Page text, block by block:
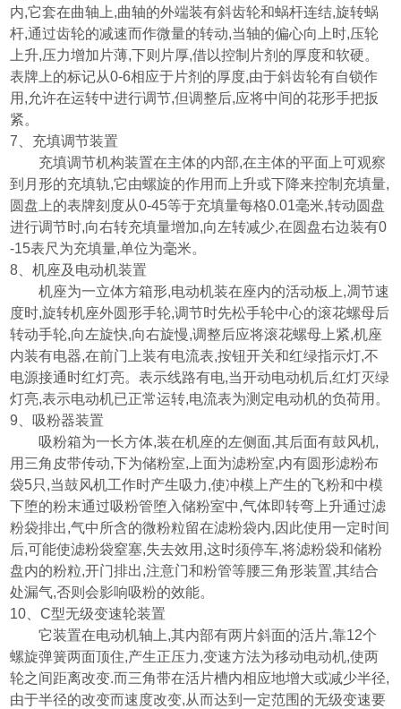
内,它套在曲轴上,曲轴的外端装有斜齿轮和蜗杆连结,旋转蜗
杆,通过齿轮的减速而作微量的转动,当轴的偏心向上时,压轮
上升,压力增加片薄,下则片厚,借以控制片剂的厚度和软硬。
表牌上的标记从0-6相应于片剂的厚度,由于斜齿轮有自锁作
用 ,允许在运转中进行调节,但调整后,应将中间的花形手把扳
紧。
7 、充填调节装置
充填调节机构装置在主体的内部,在主体的平面上可观察
到月形的充填轨 ,它由螺旋的作用而上升或下降来控制充填量,
圆盘上的表牌刻度从0-45等于充填量每格0.01毫米,转动圆盘
进行调节时,向右转充填量增加,向左转减少,在圆盘右边装有0
-15表尺为充填量,单位为毫米。
8 、机座及电动机装置
机座为一立体方箱形,电动机装在座内的活动板上,凋节速
度时,旋转机座外圆形手轮,调节时先松手轮中心的滚花螺母后
转动手轮,向左旋快,向右旋慢,调整后应将滚花螺母上紧,机座
内装有电器,在前门上装有电流表,按钮开关和红绿指示灯,不
电源接通时红灯亮。表示线路有电,当开动电动机后,红灯灭绿
灯亮,表示电动机已正常运转,电流表为测定电动机的负荷用。
9 、吸粉器装置
吸粉箱为一长方体,装在机座的左侧面,其后面有鼓风机,
用三角皮带传动,下为储粉室, 上面为滤粉室,内有圆形滤粉布
袋5只 ,当鼓风机工作时产生吸力,使冲模上产生的飞粉和中模
下堕的粉末通过吸粉管堕入储粉室中,气体即转弯上升通过滤
粉袋排出,气中所含的微粉粒留在滤粉袋内,因此使用一定时间
后,可能使滤粉袋窒塞,失去效用 ,这时须停车,将滤粉袋和储粉
盘内的粉粒,开门排出,注意门和粉管等腰三角形装置,其结合
处漏气,否则会影响吸粉的效能。
10 、C型无级变速轮装置
它装置在电动机轴上,其内部有两片斜面的活片,靠12个
螺旋弹簧两面顶住,产生正压力,变速方法为移动电动机,使两
轮之间距离改变.而三角带在活片槽内相应地增大或减少半径,
由于半径的改变而速度改变,从而达到一定范围的无级变速要